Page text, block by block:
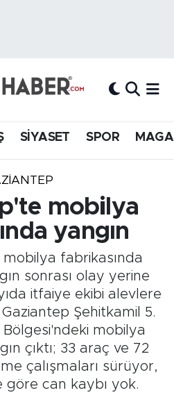
SİYASET SPOR
mobilya
yangın
fabrikasında
sonrası olay yerine
itfaiye ekibi alevlere
Şehitkamil 5.
mobilya
çıktı; 33 araç ve 72
çalışmaları sürüyor,
göre can kaybı yok.
ve Fikstür